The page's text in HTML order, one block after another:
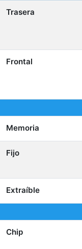
Trasera
Frontal
Memoria
Fijo
Extraíble
Chip